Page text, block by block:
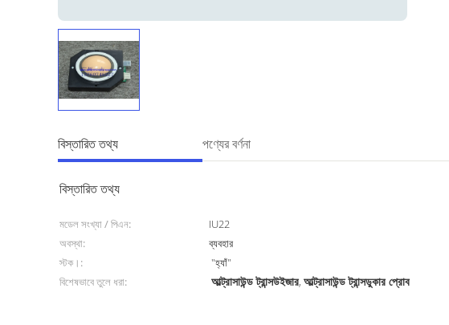
বিস্তারিত তথ্য পণ্যের বর্ণনা
বিস্তারিত তথ্য
মডেল সংখ্যা / পিএন: IU22
অবস্থা:
ব্যবহার
স্টক।:
"হ্যাঁ"
বিশেষভাবে তুলে ধরা:
আল্ট্রাসাউন্ড ট্রান্সউইজার,আল্ট্রাসাউন্ড ট্রান্সডুকার প্রোব